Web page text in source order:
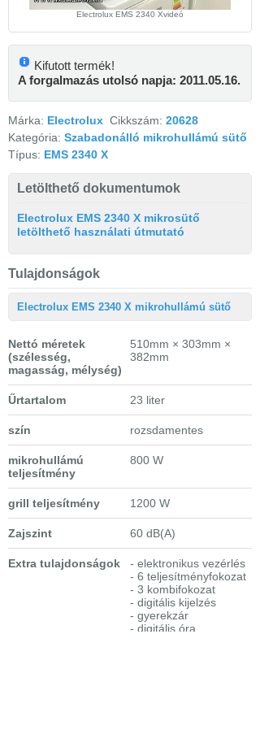
Electrolux EMS 2340 Xvideó
Kifutott termék!
A forgalmazás utolsó napja: 2011.05.16.
Márka: Electrolux Cikkszám: 20628
Kategória: Szabadonálló mikrohullámú sütő
Típus: EMS 2340 X
Letölthető dokumentumok
Electrolux EMS 2340 X mikrosütő
letölthető használati útmutató
Tulajdonságok
Electrolux EMS 2340 X mikrohullámú sütő
Nettó méretek
(szélesség,
magasság, mélység)
510mm × 303mm ×
382mm
Űrtartalom 23 liter
szín rozsdamentes
mikrohullámú
teljesítmény
800 W
grill teljesítmény 1200 W
Zajszint 60 dB(A)
Extra tulajdonságok
- elektronikus vezérlés
- 6 teljesítményfokozat
- 3 kombifokozat
- digitális kijelzés
- gyerekzár
- digitális óra